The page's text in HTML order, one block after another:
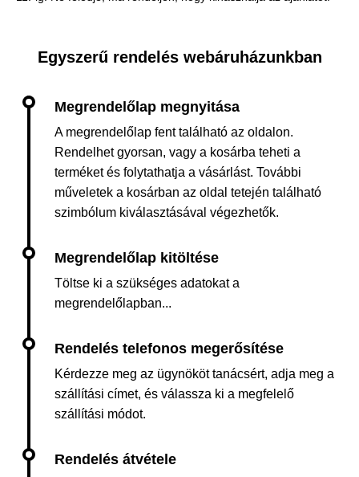
Egyszerű rendelés webáruházunkban
A megrendelőlap fent található az oldalon.
Rendelhet gyorsan, vagy a kosárba teheti a
terméket és folytathatja a vásárlást. További
műveletek a kosárban az oldal tetején található
szimbólum kiválasztásával végezhetők.
Töltse ki a szükséges adatokat a
megrendelőlapban...
Kérdezze meg az ügynököt tanácsért, adja meg a
szállítási címet, és válassza ki a megfelelő
szállítási módot.